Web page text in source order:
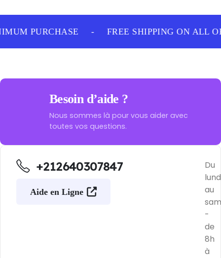
PURCHASE - FREE SHIPPING ON ALL
Besoin d’aide ?
Nous sommes là pour vous aider avec
toutes vos questions.
+212640307847
Aide en Ligne
Du
au
-
de
8h
à